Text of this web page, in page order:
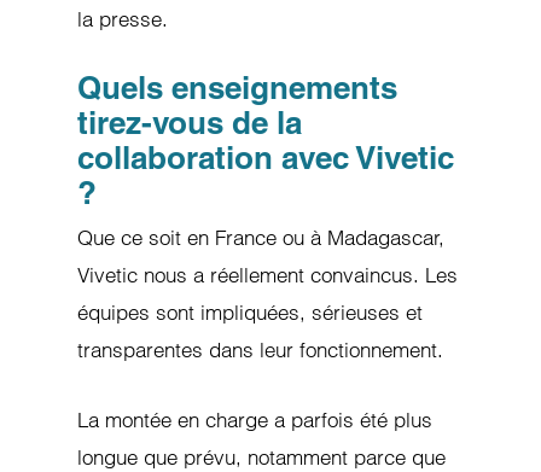
la presse.
Quels enseignements
tirez-vous de la
collaboration avec Vivetic
?
Que ce soit en France ou à Madagascar,
Vivetic nous a réellement convaincus. Les
équipes sont impliquées, sérieuses et
transparentes dans leur fonctionnement.
La montée en charge a parfois été plus
longue que prévu, notamment parce que